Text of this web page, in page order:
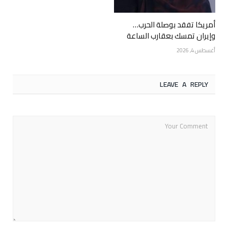
أمريكا تفقد بوصلة الحرب…
وإيران تمسك بعقارب الساعة
أغسطس 4, 2026
LEAVE A REPLY